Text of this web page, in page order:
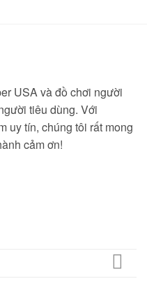
USA và đồ chơi người
tiêu dùng. Với
uy tín, chúng tôi rất mong
cảm ơn!